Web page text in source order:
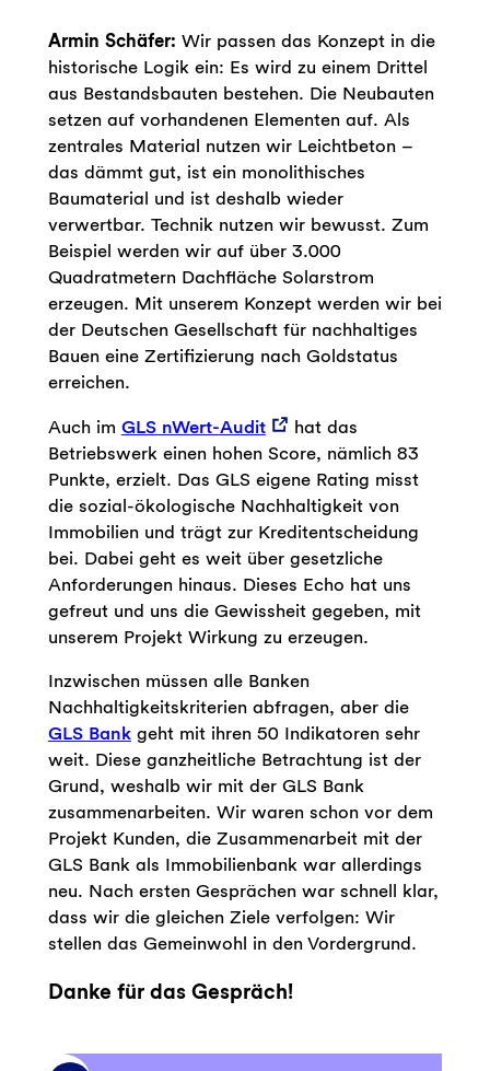
Armin Schäfer: Wir passen das Konzept in die
historische Logik ein: Es wird zu einem Drittel
aus Bestandsbauten bestehen. Die Neubauten
setzen auf vorhandenen Elementen auf. Als
zentrales Material nutzen wir Leichtbeton –
das dämmt gut, ist ein monolithisches
Baumaterial und ist deshalb wieder
verwertbar. Technik nutzen wir bewusst. Zum
Beispiel werden wir auf über 3.000
Quadratmetern Dachfläche Solarstrom
erzeugen. Mit unserem Konzept werden wir bei
der Deutschen Gesellschaft für nachhaltiges
Bauen eine Zertifizierung nach Goldstatus
erreichen.
Auch im GLS nWert-Audit
hat das
Betriebswerk einen hohen Score, nämlich 83
Punkte, erzielt. Das GLS eigene Rating misst
die sozial-ökologische Nachhaltigkeit von
Immobilien und trägt zur Kreditentscheidung
bei. Dabei geht es weit über gesetzliche
Anforderungen hinaus. Dieses Echo hat uns
gefreut und uns die Gewissheit gegeben, mit
unserem Projekt Wirkung zu erzeugen.
Inzwischen müssen alle Banken
Nachhaltigkeitskriterien abfragen, aber die
GLS Bankgeht mit ihren 50 Indikatoren sehr
weit. Diese ganzheitliche Betrachtung ist der
Grund, weshalb wir mit der GLS Bank
zusammenarbeiten. Wir waren schon vor dem
Projekt Kunden, die Zusammenarbeit mit der
GLS Bank als Immobilienbank war allerdings
neu. Nach ersten Gesprächen war schnell klar,
dass wir die gleichen Ziele verfolgen: Wir
stellen das Gemeinwohl in den Vordergrund.
Danke für das Gespräch!